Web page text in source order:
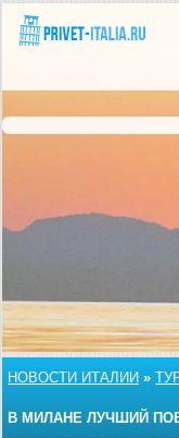
НОВОСТИ ИТАЛИИ »
В МИЛАНЕ ЛУЧШИЙ